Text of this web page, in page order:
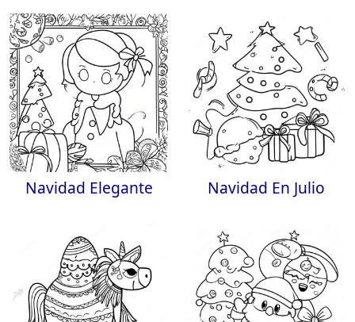
Navidad Elegante Navidad En Julio